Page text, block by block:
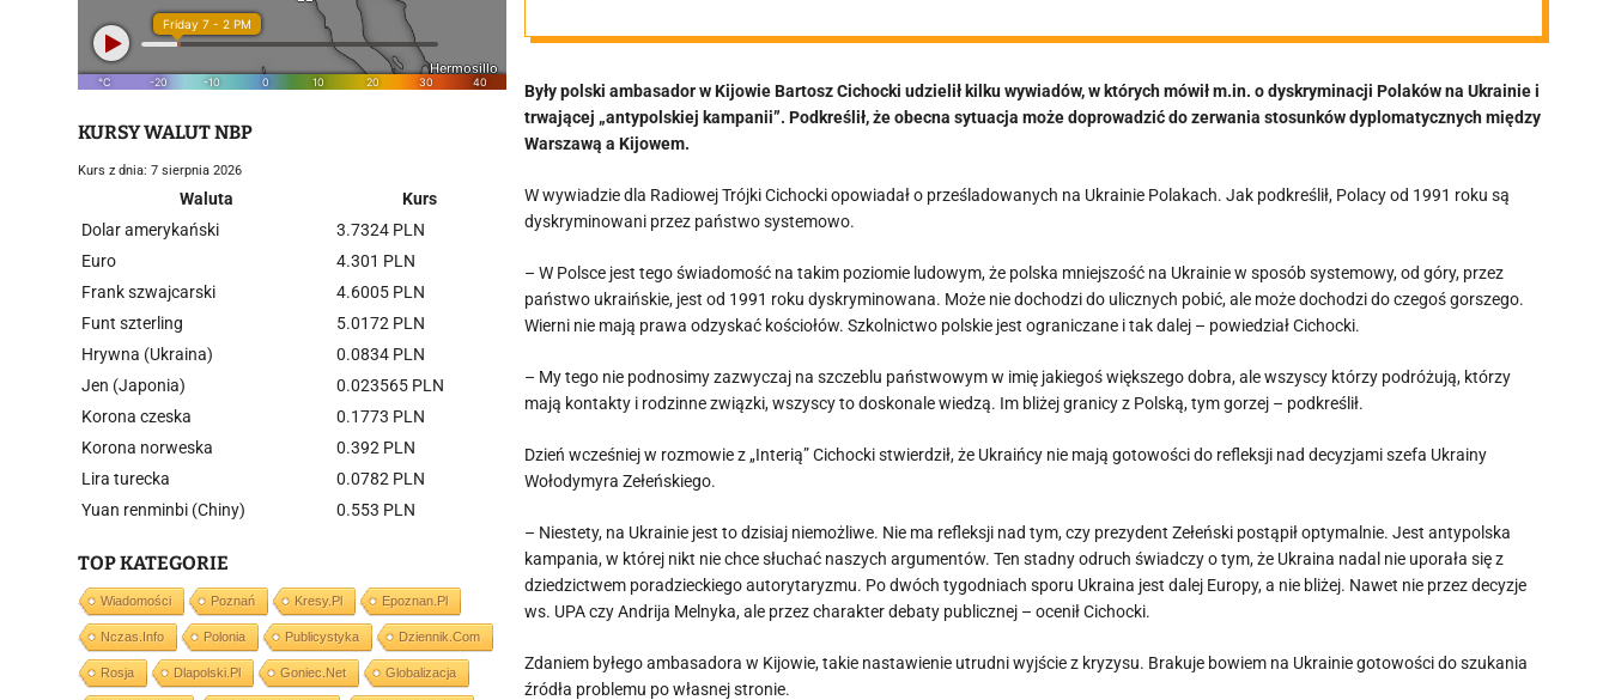
zerwania stosunków
Były polski ambasador w Kijowie Bartosz Cichocki udzielił kilku wywiadów, w których mówił m.in. o dyskryminacji Polaków na Ukrainie i
trwającej „antypolskiej kampanii”. Podkreślił, że obecna sytuacja może doprowadzić do zerwania stosunków dyplomatycznych między
Warszawą a Kijowem.
W wywiadzie dla Radiowej Trójki Cichocki opowiadał o prześladowanych na Ukrainie Polakach. Jak podkreślił, Polacy od 1991 roku są
dyskryminowani przez państwo systemowo.
– W Polsce jest tego świadomość na takim poziomie ludowym, że polska mniejszość na Ukrainie w sposób systemowy, od góry, przez
państwo ukraińskie, jest od 1991 roku dyskryminowana. Może nie dochodzi do ulicznych pobić, ale może dochodzi do czegoś gorszego.
Wierni nie mają prawa odzyskać kościołów. Szkolnictwo polskie jest ograniczane i tak dalej – powiedział Cichocki.
– My tego nie podnosimy zazwyczaj na szczeblu państwowym w imię jakiegoś większego dobra, ale wszyscy którzy podróżują, którzy
mają kontakty i rodzinne związki, wszyscy to doskonale wiedzą. Im bliżej granicy z Polską, tym gorzej – podkreślił.
Dzień wcześniej w rozmowie z „Interią” Cichocki stwierdził, że Ukraińcy nie mają gotowości do refleksji nad decyzjami szefa Ukrainy
Wołodymyra Zełeńskiego.
– Niestety, na Ukrainie jest to dzisiaj niemożliwe. Nie ma refleksji nad tym, czy prezydent Zełeński postąpił optymalnie. Jest antypolska
kampania, w której nikt nie chce słuchać naszych argumentów. Ten stadny odruch świadczy o tym, że Ukraina nadal nie uporała się z
dziedzictwem poradzieckiego autorytaryzmu. Po dwóch tygodniach sporu Ukraina jest dalej Europy, a nie bliżej. Nawet nie przez decyzje
ws. UPA czy Andrija Melnyka, ale przez charakter debaty publicznej – ocenił Cichocki.
Zdaniem byłego ambasadora w Kijowie, takie nastawienie utrudni wyjście z kryzysu. Brakuje bowiem na Ukrainie gotowości do szukania
źródła problemu po własnej stronie.
KURSY WALUT NBP
Kurs z dnia: 7 sierpnia 2026
Waluta
Kurs
Dolar amerykański
3.7324 PLN
Euro
4.301 PLN
Frank szwajcarski
4.6005 PLN
Funt szterling
5.0172 PLN
Hrywna (Ukraina)
0.0834 PLN
Jen (Japonia)
0.023565 PLN
Korona czeska
0.1773 PLN
Korona norweska
0.392 PLN
Lira turecka
0.0782 PLN
Yuan renminbi (Chiny)
0.553 PLN
TOP KATEGORIE
Wiadomości Poznań Kresy.pl Epoznan.pl
Nczas.info Polonia Publicystyka Dziennik.com
Rosja Dlapolski.pl Goniec.net Globalizacja